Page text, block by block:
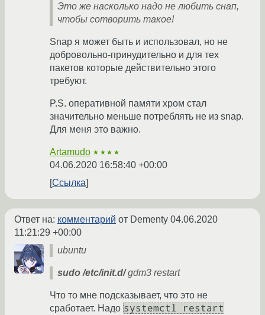
Это же насколько надо не любить снап,
чтобы сотворить такое!
Snap я может быть и использовал, но не
добровольно-принудительно и для тех
пакетов которые действительно этого
требуют.
P.S. оперативной памяти хром стал
значительно меньше потреблять не из snap.
Для меня это важно.
Artamudo ★★★★
04.06.2020 16:58:40 +00:00
Ссылка
Ответ на: комментарий от Dementy 04.06.2020
11:21:29 +00:00
ubuntu
sudo /etc/init.d/gdm3 restart
Что то мне подсказывает, что это не
сработает. Надо systemctl restart